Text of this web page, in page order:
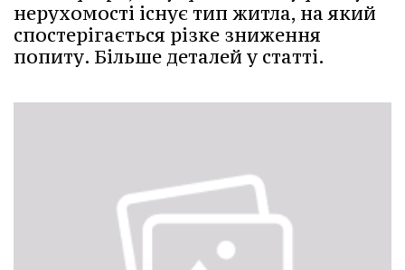
нерухомості існує тип житла, на який
спостерігається різке зниження
попиту. Більше деталей у статті.